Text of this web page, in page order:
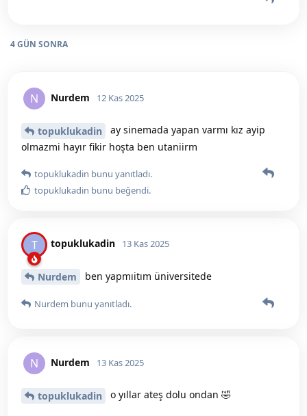
4 GÜN SONRA
N Nurdem 12 Kas 2025
topuklukadin
ay sinemada yapan varmı kız ayip
olmazmi hayır fikir hoşta ben utaniirm
topuklukadin bunu yanıtladı.
topuklukadin bunu beğendi.
T topuklukadin 13 Kas 2025
Nurdem ben yapmıitım üniversitede
Nurdem bunu yanıtladı.
N Nurdem 13 Kas 2025
topuklukadin o yıllar ateş dolu ondan 🤣